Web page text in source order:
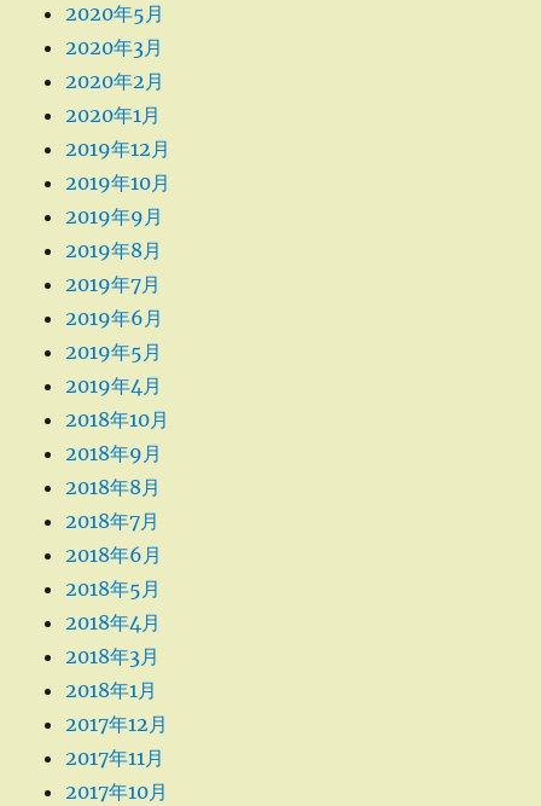
2020年5月
2020年3月
2020年2月
2020年1月
2019年12月
2019年10月
2019年9月
2019年8月
2019年7月
2019年6月
2019年5月
2019年4月
2018年10月
2018年9月
2018年8月
2018年7月
2018年6月
2018年5月
2018年4月
2018年3月
2018年1月
2017年12月
2017年11月
2017年10月